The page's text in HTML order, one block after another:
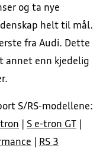
og ta nye
helt til mål.
fra Audi. Dette
annet enn kjedelig
S/RS-modellene:
| S e-tron GT |
| RS 3